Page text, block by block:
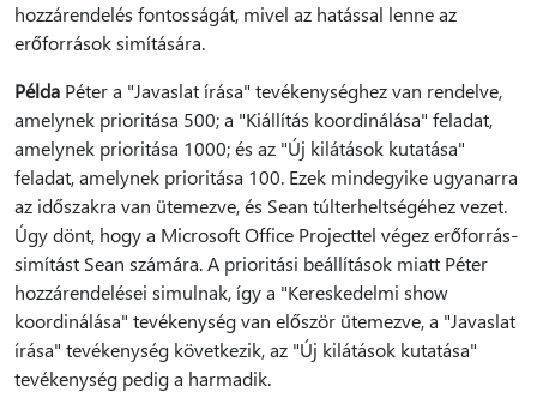
hozzárendelés fontosságát, mivel az hatással lenne az
erőforrások simítására.
Példa Péter a "Javaslat írása" tevékenységhez van rendelve,
amelynek prioritása 500; a "Kiállítás koordinálása" feladat,
amelynek prioritása 1000; és az "Új kilátások kutatása"
feladat, amelynek prioritása 100. Ezek mindegyike ugyanarra
az időszakra van ütemezve, és Sean túlterheltségéhez vezet.
Úgy dönt, hogy a Microsoft Office Projecttel végez erőforrás-
simítást Sean számára. A prioritási beállítások miatt Péter
hozzárendelései simulnak, így a "Kereskedelmi show
koordinálása" tevékenység van először ütemezve, a "Javaslat
írása" tevékenység következik, az "Új kilátások kutatása"
tevékenység pedig a harmadik.